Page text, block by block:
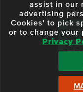
assist in our
advertising
Cookies' to pick
or to change your
Privacy